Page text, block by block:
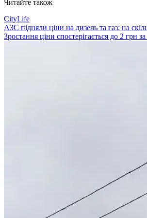
Читайте також
CityLife
АЗС підняли ціни на дизель та газ: на
Зростання ціни спостерігається до 2 грн